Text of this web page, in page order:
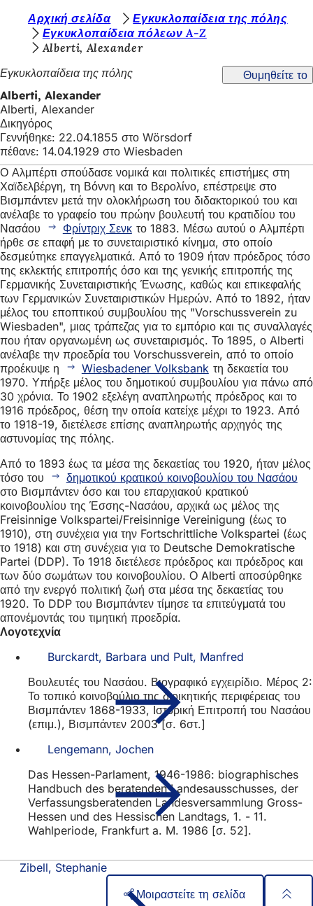
Μετάβαση στο περιεχόμενο
ί
σ
κ
ε
σ
τ
ε
ε
δ
ώ
:
Αρχική σελίδα
Εγκυκλοπαίδεια της πόλης
Εγκυκλοπαίδεια πόλεων A-Z
Alberti, Alexander
Εγκυκλοπαίδεια της πόλης
Θυμηθείτε το
Alberti, Alexander
Alberti, Alexander
Δικηγόρος
Γεννήθηκε: 22.04.1855 στο Wörsdorf
πέθανε: 14.04.1929 στο Wiesbaden
Ο Αλμπέρτι σπούδασε νομικά και πολιτικές επιστήμες στη
Χαϊδελβέργη, τη Βόννη και το Βερολίνο, επέστρεψε στο
Βισμπάντεν μετά την ολοκλήρωση του διδακτορικού του και
ανέλαβε το γραφείο του πρώην βουλευτή του κρατιδίου του
Νασάου
Φρίντριχ Σενκ το 1883. Μέσω αυτού ο Αλμπέρτι
ήρθε σε επαφή με το συνεταιριστικό κίνημα, στο οποίο
δεσμεύτηκε επαγγελματικά. Από το 1909 ήταν πρόεδρος τόσο
της εκλεκτής επιτροπής όσο και της γενικής επιτροπής της
Γερμανικής Συνεταιριστικής Ένωσης, καθώς και επικεφαλής
των Γερμανικών Συνεταιριστικών Ημερών. Από το 1892, ήταν
μέλος του εποπτικού συμβουλίου της "Vorschussverein zu
Wiesbaden", μιας τράπεζας για το εμπόριο και τις συναλλαγές
που ήταν οργανωμένη ως συνεταιρισμός. Το 1895, ο Alberti
ανέλαβε την προεδρία του Vorschussverein, από το οποίο
προέκυψε η
Wiesbadener Volksbank τη δεκαετία του
1970. Υπήρξε μέλος του δημοτικού συμβουλίου για πάνω από
30 χρόνια. Το 1902 εξελέγη αναπληρωτής πρόεδρος και το
1916 πρόεδρος, θέση την οποία κατείχε μέχρι το 1923. Από
το 1918-19, διετέλεσε επίσης αναπληρωτής αρχηγός της
αστυνομίας της πόλης.
Από το 1893 έως τα μέσα της δεκαετίας του 1920, ήταν μέλος
τόσο του
δημοτικού κρατικού κοινοβουλίου του Νασάου
στο Βισμπάντεν όσο και του επαρχιακού κρατικού
κοινοβουλίου της Έσσης-Νασάου, αρχικά ως μέλος της
Freisinnige Volkspartei/Freisinnige Vereinigung (έως το
1910), στη συνέχεια για την Fortschrittliche Volkspartei (έως
το 1918) και στη συνέχεια για το Deutsche Demokratische
Partei (DDP). Το 1918 διετέλεσε πρόεδρος και πρόεδρος και
των δύο σωμάτων του κοινοβουλίου. Ο Alberti αποσύρθηκε
από την ενεργό πολιτική ζωή στα μέσα της δεκαετίας του
1920. Το DDP του Βισμπάντεν τίμησε τα επιτεύγματά του
απονέμοντάς του τιμητική προεδρία.
Λογοτεχνία
Burckardt, Barbara und Pult, Manfred
Βουλευτές του Νασάου. Βιογραφικό εγχειρίδιο. Μέρος 2:
Το τοπικό κοινοβούλιο της διοικητικής περιφέρειας του
Βισμπάντεν 1868-1933, Ιστορική Επιτροπή του Νασάου
(επιμ.), Βισμπάντεν 2003 [σ. 6στ.]
Lengemann, Jochen
Das Hessen-Parlament, 1946-1986: biographisches
Handbuch des beratenden Landesausschusses, der
Verfassungsberatenden Landesversammlung Gross-
Hessen und des Hessischen Landtags, 1. - 11.
Wahlperiode, Frankfurt a. M. 1986 [σ. 52].
Zibell, Stephanie
Μοιραστείτε τη σελίδα